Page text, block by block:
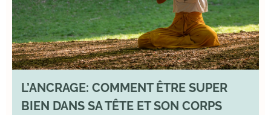
L’ANCRAGE: COMMENT ÊTRE SUPER
BIEN DANS SA TÊTE ET SON CORPS